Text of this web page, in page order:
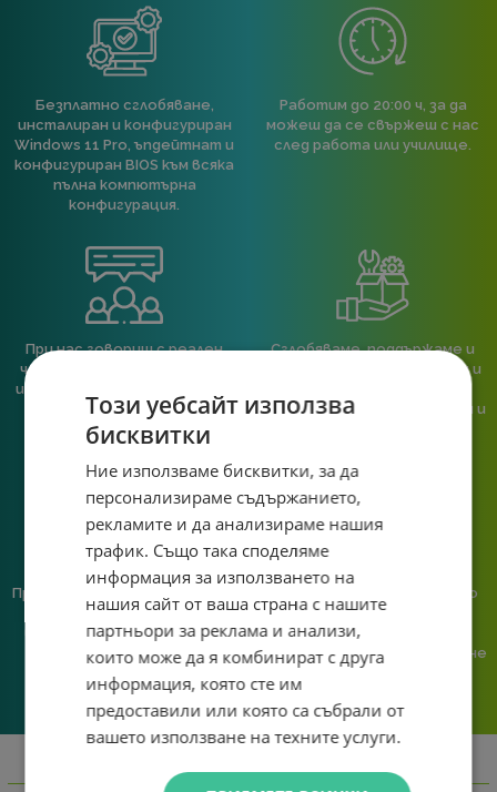
Безплатно сглобяване,
инсталиран и конфигуриран
Windows 11 Pro, ъпдейтнат и
конфигуриран BIOS към всяка
пълна компютърна
конфигурация.
Работим до 20:00 ч, за да
можеш да се свържеш с нас
след работа или училище.
При нас говориш с реален
човек, не с чатбот, когато
имаш нужда от консултация
или справяне с проблем.
Сглобяваме, поддържаме и
обслужваме. Като магазин и
гарантираме бърза реакция и
Предлагаме различни методи
на плащане, включително
възможност за плащане с
криптовалута.
Ние сме малък екип и точно
затова поемаме лична
отговорност за всяка
поръчка. Ако има проблем – не
го прехвърляме, а го
Информация
Този уебсайт използва
бисквитки
Ние използваме бисквитки, за да
персонализираме съдържанието,
рекламите и да анализираме нашия
трафик. Също така споделяме
информация за използването на
нашия сайт от ваша страна с нашите
партньори за реклама и анализи,
които може да я комбинират с друга
информация, която сте им
предоставили или която са събрали от
вашето използване на техните услуги.